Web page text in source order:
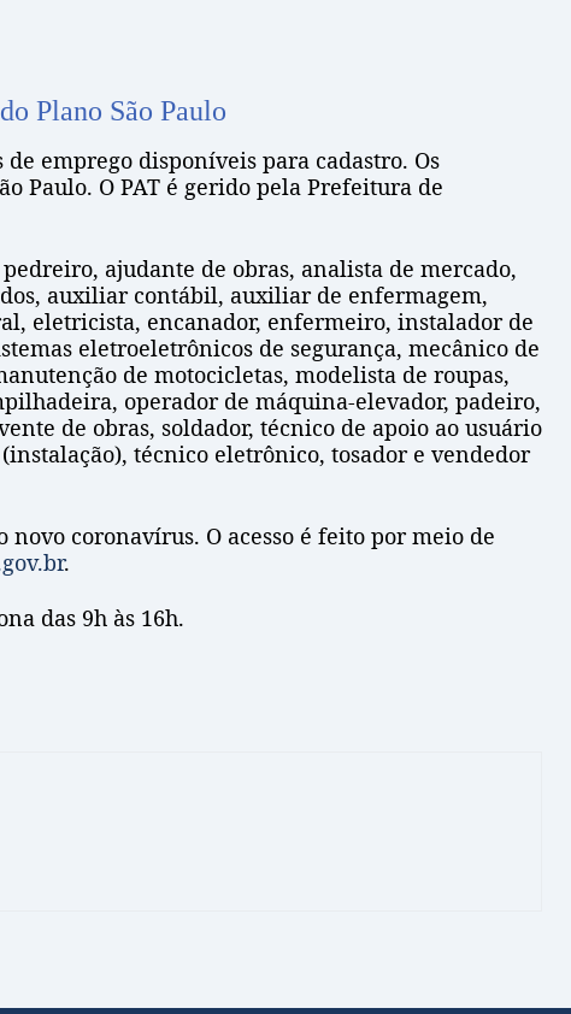
Plano São Paulo
emprego disponíveis para cadastro. Os
Paulo. O PAT é gerido pela Prefeitura de
ajudante de obras, analista de mercado,
auxiliar contábil, auxiliar de enfermagem,
eletricista, encanador, enfermeiro, instalador de
eletroeletrônicos de segurança, mecânico de
de motocicletas, modelista de roupas,
operador de máquina-elevador, padeiro,
de obras, soldador, técnico de apoio ao usuário
técnico eletrônico, tosador e vendedor
coronavírus. O acesso é feito por meio de
.
das 9h às 16h.